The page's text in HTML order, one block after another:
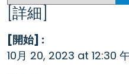
[詳細]
[開始] :
10月 20, 2023 at 12:30